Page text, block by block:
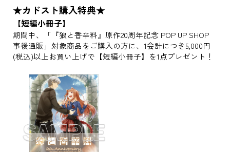
★カドスト購入特典★
【短編小冊子】
期間中、「『狼と香辛料』原作20周年記念 POP UP SHOP
事後通販」対象商品をご購入の方に、1会計につき5,000円
(税込)以上お買い上げで【短編小冊子】を1点プレゼント！